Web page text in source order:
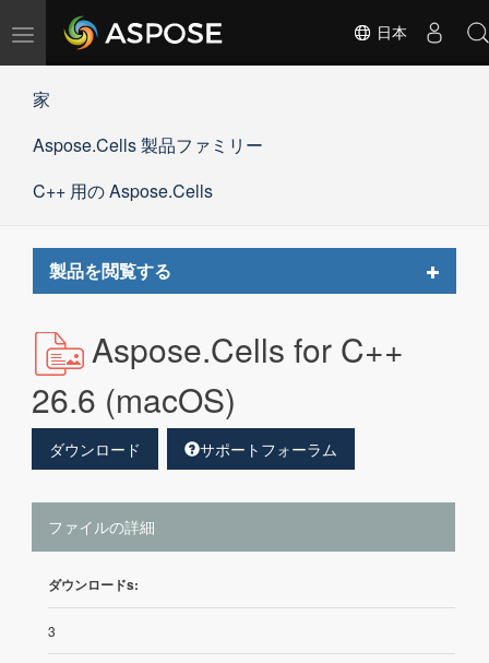
ナ
ー
ョ
の
日本
家
Aspose.Cells 製品ファミリー
C++ 用の Aspose.Cells
製品を閲覧する
Toggle
Aspose.Cells for C++
26.6 (macOS)
ダウンロード サポートフォーラム
ファイルの詳細
ダウンロードs:
3